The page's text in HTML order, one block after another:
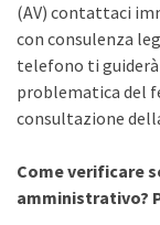
(AV) contattaci
con consulenza
telefono ti
problematica del
consultazione
Come verificare
amministrativo?